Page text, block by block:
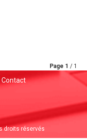
Page 1 / 1
Contact
droits réservés